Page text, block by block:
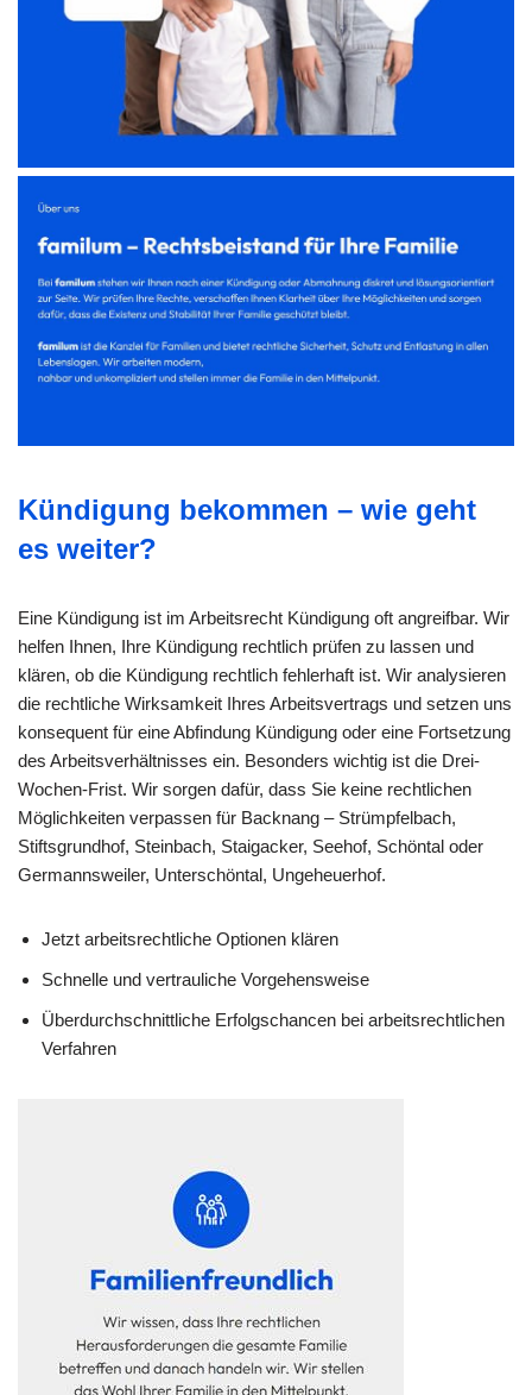
Kündigung bekommen – wie geht
es weiter?
Eine Kündigung ist im Arbeitsrecht Kündigung oft angreifbar. Wir
helfen Ihnen, Ihre Kündigung rechtlich prüfen zu lassen und
klären, ob die Kündigung rechtlich fehlerhaft ist. Wir analysieren
die rechtliche Wirksamkeit Ihres Arbeitsvertrags und setzen uns
konsequent für eine Abfindung Kündigung oder eine Fortsetzung
des Arbeitsverhältnisses ein. Besonders wichtig ist die Drei-
Wochen-Frist. Wir sorgen dafür, dass Sie keine rechtlichen
Möglichkeiten verpassen für Backnang – Strümpfelbach,
Stiftsgrundhof, Steinbach, Staigacker, Seehof, Schöntal oder
Germannsweiler, Unterschöntal, Ungeheuerhof.
Jetzt arbeitsrechtliche Optionen klären
Schnelle und vertrauliche Vorgehensweise
Überdurchschnittliche Erfolgschancen bei arbeitsrechtlichen
Verfahren